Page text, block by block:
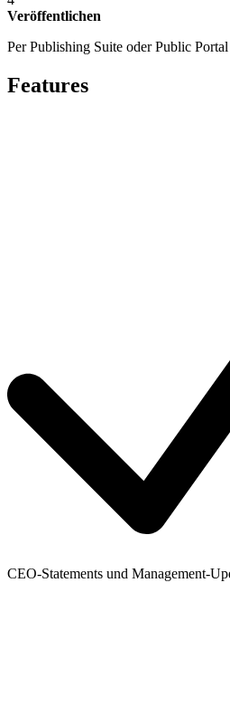
Veröffentlichen
Per Publishing Suite oder Public
Features
CEO-Statements und Management-